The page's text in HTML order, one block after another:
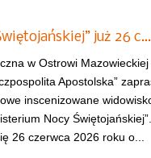
już 26 c…
w Ostrowi
Apostolska”
inscenizowane
Nocy Świętojańskiej”.
26 czerwca 2026 roku o...